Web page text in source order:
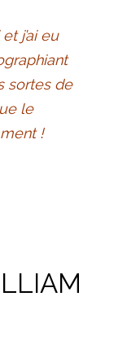
j’ai eu
sortes de
le
!